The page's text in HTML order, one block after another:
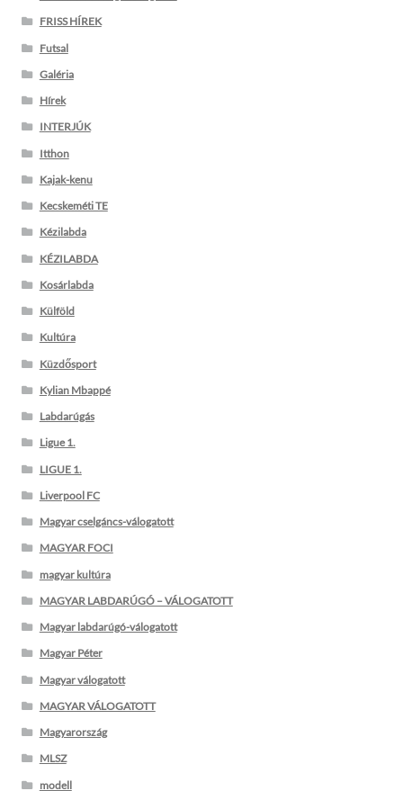
FRISS HÍREK
Futsal
Galéria
Hírek
INTERJÚK
Itthon
Kajak-kenu
Kecskeméti TE
Kézilabda
KÉZILABDA
Kosárlabda
Külföld
Kultúra
Küzdősport
Kylian Mbappé
Labdarúgás
Ligue 1.
LIGUE 1.
Liverpool FC
Magyar cselgáncs-válogatott
MAGYAR FOCI
magyar kultúra
MAGYAR LABDARÚGÓ – VÁLOGATOTT
Magyar labdarúgó-válogatott
Magyar Péter
Magyar válogatott
MAGYAR VÁLOGATOTT
Magyarország
MLSZ
modell